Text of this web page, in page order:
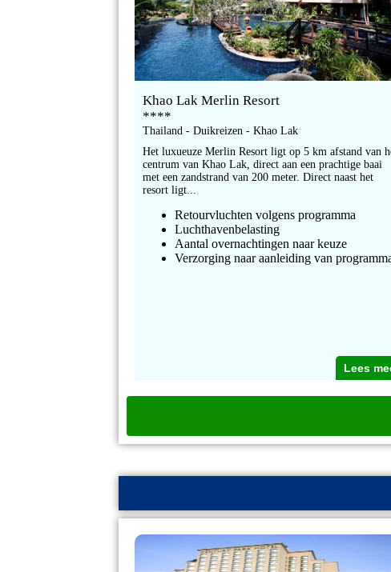
Khao Lak Merlin Resort
****
Thailand - Duikreizen - Khao Lak
Het luxueuze Merlin Resort ligt op 5 km afstand van
centrum van Khao Lak, direct aan een prachtige baai
met een zandstrand van 200 meter. Direct naast het
resort ligt...
Retourvluchten volgens programma
Luchthavenbelasting
Aantal overnachtingen naar keuze
Verzorging naar aanleiding van
Lees